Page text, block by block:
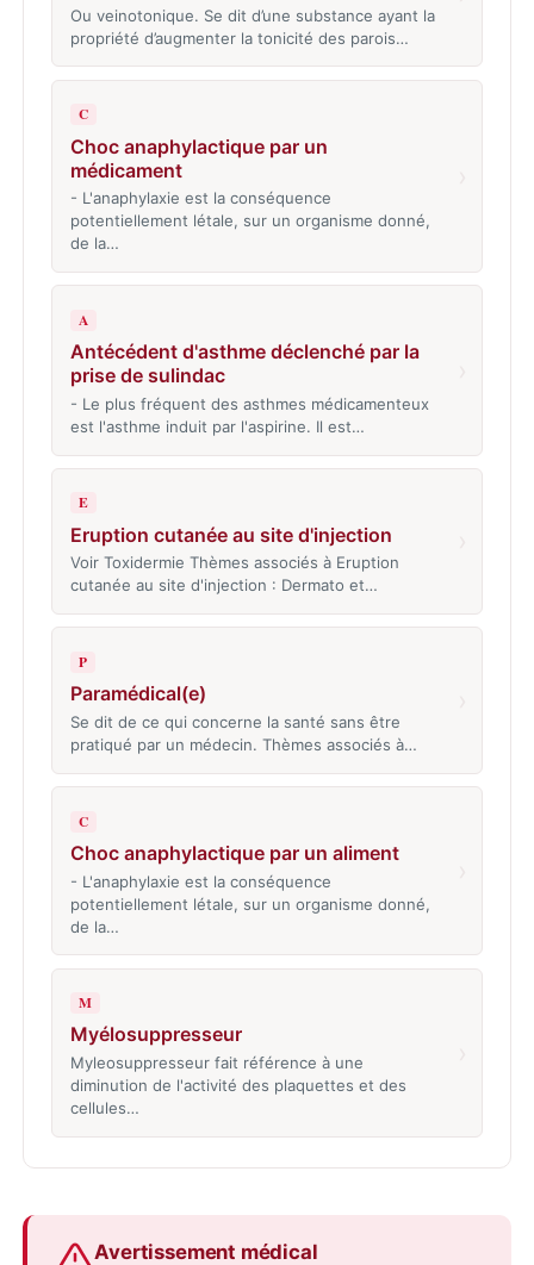
Ou veinotonique. Se dit d’une substance ayant la
propriété d’augmenter la tonicité des parois…
C
Choc anaphylactique par un
médicament
- L'anaphylaxie est la conséquence
potentiellement létale, sur un organisme donné,
de la…
A
Antécédent d'asthme déclenché par la
prise de sulindac
- Le plus fréquent des asthmes médicamenteux
est l'asthme induit par l'aspirine. Il est…
E
Eruption cutanée au site d'injection
Voir Toxidermie Thèmes associés à Eruption
cutanée au site d'injection : Dermato et…
P
Paramédical(e)
Se dit de ce qui concerne la santé sans être
pratiqué par un médecin. Thèmes associés à…
C
Choc anaphylactique par un aliment
- L'anaphylaxie est la conséquence
potentiellement létale, sur un organisme donné,
de la…
M
Myélosuppresseur
Myleosuppresseur fait référence à une
diminution de l'activité des plaquettes et des
cellules…
Avertissement médical